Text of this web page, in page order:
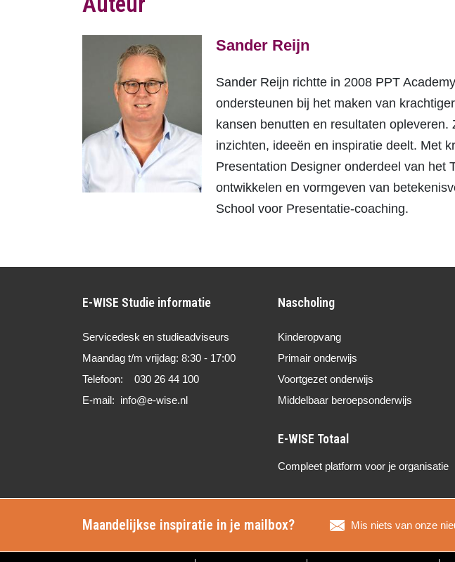
Sander Reijn
Sander Reijn richtte in 2008 PPT
ondersteunen bij het maken van
kansen benutten en resultaten
inzichten, ideeën en inspiratie deelt. Met
Presentation Designer onderdeel van het
ontwikkelen en vormgeven van
School voor Presentatie-coaching.
E-WISE Studie informatie
Servicedesk en studieadviseurs
Maandag t/m vrijdag: 8:30 - 17:00
Telefoon: 030 26 44 100
E-mail: info@e-wise.nl
Nascholing
Kinderopvang
Primair onderwijs
Voortgezet onderwijs
Middelbaar beroepsonderwijs
Compleet platform voor je organisatie
Maandelijkse inspiratie in je mailbox? Mis niets van onze